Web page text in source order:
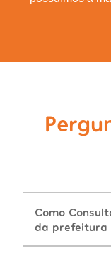
Como
da prefeitura